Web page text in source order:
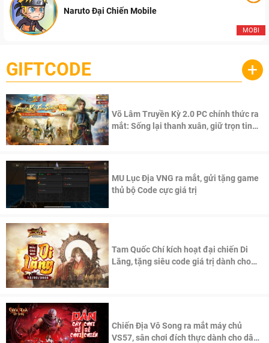
MOBI
Naruto Đại Chiến Mobile
GIFTCODE +
Võ Lâm Truyền Kỳ 2.0 PC chính thức ra
mắt: Sống lại thanh xuân, giữ trọn tinh
MU Lục Địa VNG ra mắt, gửi tặng game
thủ bộ Code cực giá trị
Tam Quốc Chí kích hoạt đại chiến Di
Lăng, tặng siêu code giá trị dành cho
Chiến Địa Vô Song ra mắt máy chủ
VS57, sân chơi đích thực dành cho dân